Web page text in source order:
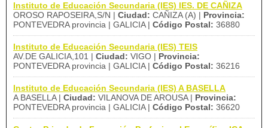
Instituto de Educación Secundaria (IES) IES. DE CAÑIZA
OROSO RAPOSEIRA,S/N | Ciudad: CAÑIZA (A) | Provincia:
PONTEVEDRA provincia | GALICIA | Código Postal: 36880
Instituto de Educación Secundaria (IES) TEIS
AV.DE GALICIA,101 | Ciudad: VIGO | Provincia:
PONTEVEDRA provincia | GALICIA | Código Postal: 36216
Instituto de Educación Secundaria (IES) A BASELLA
A BASELLA | Ciudad: VILANOVA DE AROUSA | Provincia:
PONTEVEDRA provincia | GALICIA | Código Postal: 36620